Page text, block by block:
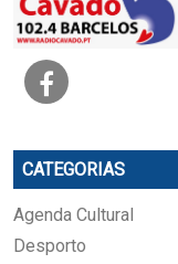
CATEGORIAS
Agenda Cultural
Desporto